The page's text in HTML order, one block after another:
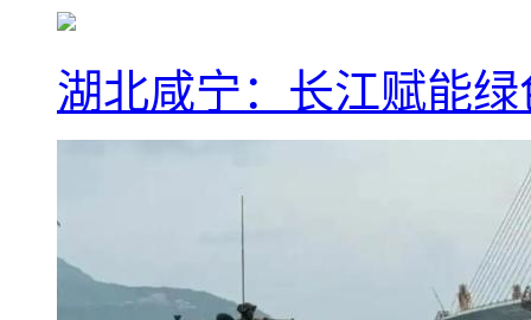
湖北咸宁：长江赋能